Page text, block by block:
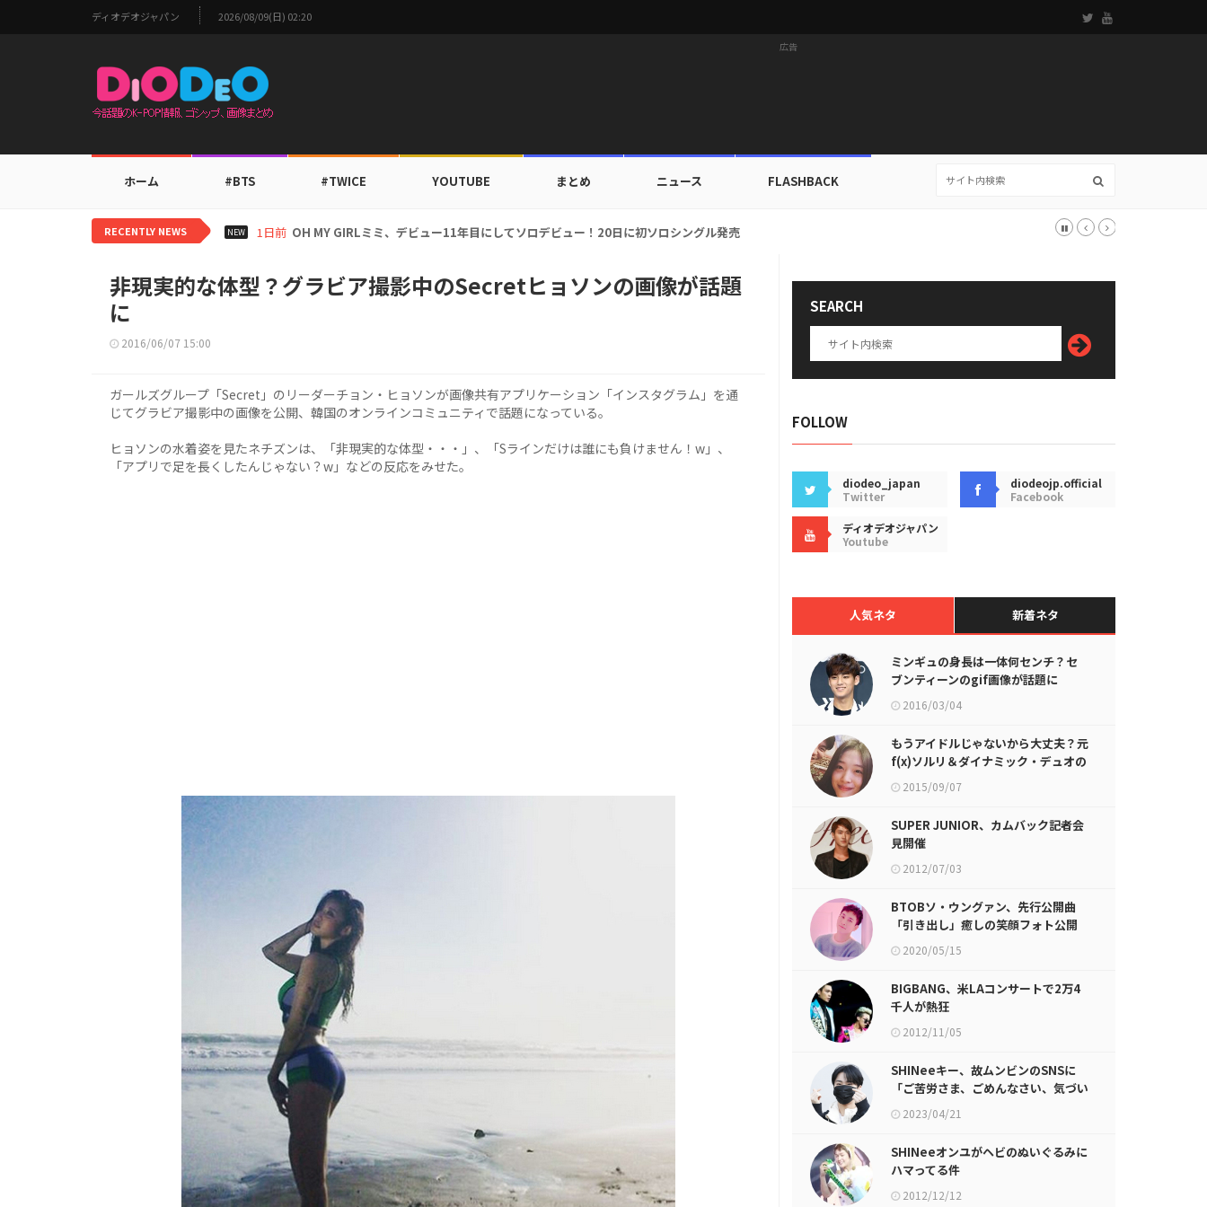
ディオデオジャパン 2026/08/09(日) 02:20
広告
ホーム #BTS #TWICE YOUTUBE まとめ ニュース FLASHBACK
RECENTLY NEWS NEW 1日前 BTS V、ワールドカップ出入証を公開…証明写真でも完璧なビジュアル！
非現実的な体型？グラビア撮影中のSecretヒョソンの画像が話題
に
2016/06/07 15:00
ガールズグループ「Secret」のリーダーチョン・ヒョソンが画像共有アプリケーション「インスタグラム」を通
じてグラビア撮影中の画像を公開、韓国のオンラインコミュニティで話題になっている。
ヒョソンの水着姿を見たネチズンは、「非現実的な体型・・・」、「Sラインだけは誰にも負けません！w」、
「アプリで足を長くしたんじゃない？w」などの反応をみせた。
SEARCH
FOLLOW
diodeo_japan
Twitter
diodeojp.official
Facebook
ディオデオジャパン
Youtube
人気ネタ 新着ネタ
ミンギュの身長は一体何センチ？セ
ブンティーンのgif画像が話題に
2016/03/04
もうアイドルじゃないから大丈夫？元
f(x)ソルリ＆ダイナミック・デュオの
チェジャの最新画像が話題に
2015/09/07
SUPER JUNIOR、カムバック記者会
見開催
2012/07/03
BTOBソ・ウングァン、先行公開曲
「引き出し」癒しの笑顔フォト公開
2020/05/15
BIGBANG、米LAコンサートで2万4
千人が熱狂
2012/11/05
SHINeeキー、故ムンビンのSNSに
「ご苦労さま、ごめんなさい、気づい
てあげられなくて」
2023/04/21
SHINeeオンユがヘビのぬいぐるみに
ハマってる件
2012/12/12